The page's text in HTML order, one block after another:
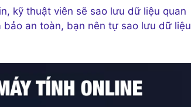
kỹ thuật viên sẽ sao lưu dữ liệu quan
an toàn, bạn nên tự sao lưu dữ liệu